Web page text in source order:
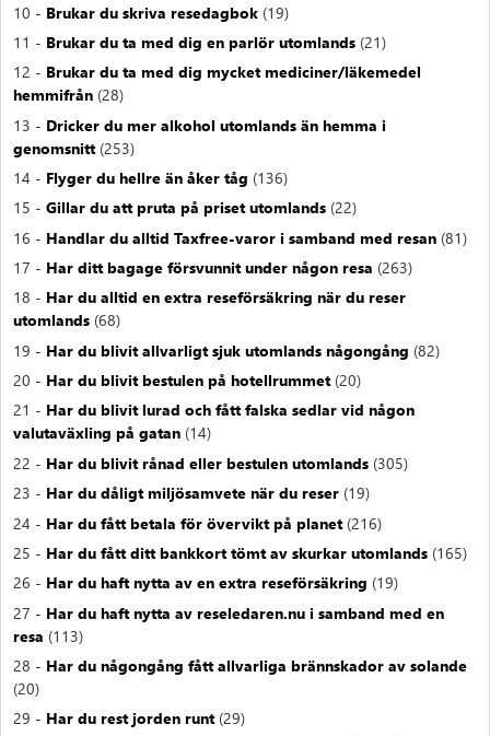
10 - Brukar du skriva resedagbok (19)
11 - Brukar du ta med dig en parlör utomlands (21)
12 - Brukar du ta med dig mycket mediciner/läkemedel
hemmifrån (28)
13 - Dricker du mer alkohol utomlands än hemma i
genomsnitt(253)
14 - Flyger du hellre än åker tåg (136)
15 -Gillar du att pruta på priset utomlands (22)
16 - Handlar du alltid Taxfree-varor i samband med resan (81)
17 - Har ditt bagage försvunnit under någon resa (263)
18 - Har du alltid en extra reseförsäkring när du reser
utomlands (68)
19 - Har du blivit allvarligt sjuk utomlands någongång (82)
20 - Har du blivit bestulen på hotellrummet(20)
21 - Har du blivit lurad och fått falska sedlar vid någon
valutaväxling på gatan (14)
22 - Har du blivit rånad eller bestulen utomlands (305)
23 - Har du dåligt miljösamvete när du reser (19)
24 - Har du fått betala för övervikt på planet(216)
25 - Har du fått ditt bankkort tömt av skurkar utomlands (165)
26 - Har du haft nytta av en extra reseförsäkring (19)
27 - Har du haft nytta av reseledaren.nu i samband med en
resa (113)
28 - Har du någongång fått allvarliga brännskador av solande
(20)
29 - Har du rest jorden runt(29)